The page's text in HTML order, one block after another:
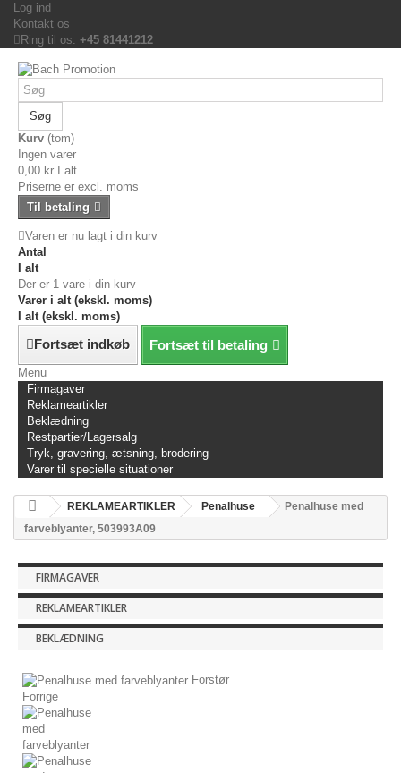
Log ind
Kontakt os
Ring til os: +45 81441212
Søg
Kurv (tom)
Ingen varer
0,00 kr
I alt
Priserne er excl. moms
Til betaling
Varen er nu lagt i din kurv
Antal
I alt
Der er 1 vare i din kurv
Varer i alt (ekskl. moms)
I alt (ekskl. moms)
Fortsæt indkøb Fortsæt til betaling
Menu
Firmagaver
Reklameartikler
Beklædning
Restpartier/Lagersalg
Tryk, gravering, ætsning, brodering
Varer til specielle situationer
REKLAMEARTIKLER Penalhuse
Penalhuse med
farveblyanter, 503993A09
FIRMAGAVER
REKLAMEARTIKLER
BEKLÆDNING
Forstør
Forrige